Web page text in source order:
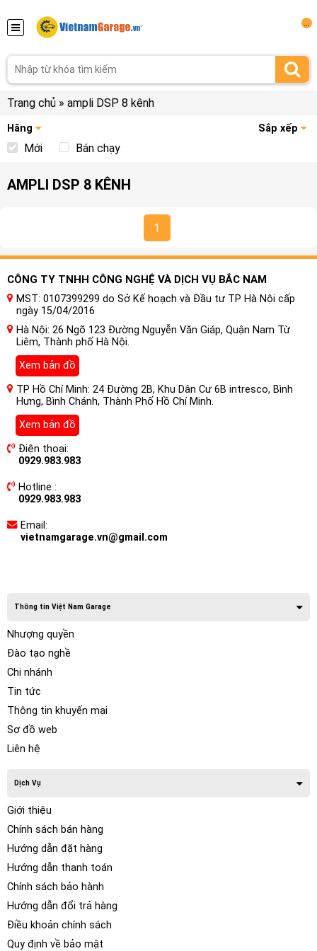
Trang chủ » ampli DSP 8 kênh
Hãng Sắp xếp
Mới Bán chạy
AMPLI DSP 8 KÊNH
1
CÔNG TY TNHH CÔNG NGHỆ VÀ DỊCH VỤ BẮC NAM
MST: 0107399299 do Sở Kế hoạch và Đầu tư TP Hà Nội cấp
ngày 15/04/2016
Hà Nội: 26 Ngõ 123 Đường Nguyễn Văn Giáp, Quận Nam Từ
Liêm, Thành phố Hà Nội.
Xem bản đồ
TP Hồ Chí Minh: 24 Đường 2B, Khu Dân Cư 6B intresco, Bình
Hưng, Bình Chánh, Thành Phố Hồ Chí Minh.
Xem bản đồ
Điện thoại:
0929.983.983
Hotline :
0929.983.983
Email:
vietnamgarage.vn@gmail.com
Thông tin Việt Nam Garage
Nhượng quyền
Đào tạo nghề
Chi nhánh
Tin tức
Thông tin khuyến mại
Sơ đồ web
Liên hệ
Dịch Vụ
Giới thiệu
Chính sách bán hàng
Hướng dẫn đặt hàng
Hướng dẫn thanh toán
Chính sách bảo hành
Hướng dẫn đổi trả hàng
Điều khoản chính sách
Quy định về bảo mật